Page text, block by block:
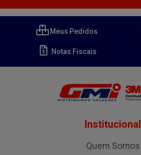
Meus Pedidos
Notas Fiscais
Institucional
Quem Somos